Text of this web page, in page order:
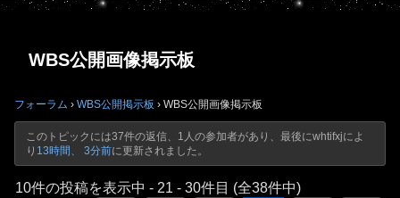
WBS公開画像掲示板
フォーラム › WBS公開掲示板 › WBS公開画像掲示板
このトピックには37件の返信、1人の参加者があり、最後にwhtifxjによ
り 13時間、 3分前に更新されました。
10件の投稿を表示中 - 21 - 30件目 (全38件中)